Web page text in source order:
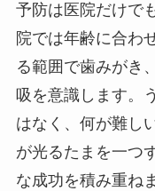
予防は医院だけで
院では年齢に合わ
る範囲で歯みがき
吸を意識します。
はなく、何が難し
が光るたまを一つ
な成功を積み重ね